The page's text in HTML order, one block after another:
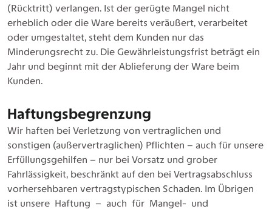
(Rücktritt) verlangen. Ist der gerügte Mangel nicht
erheblich oder die Ware bereits veräußert, verarbeitet
oder umgestaltet, steht dem Kunden nur das
Minderungsrecht zu. Die Gewährleistungsfrist beträgt ein
Jahr und beginnt mit der Ablieferung der Ware beim
Kunden.
Haftungsbegrenzung
Wir haften bei Verletzung von vertraglichen und
sonstigen (außervertraglichen) Pflichten – auch für unsere
Erfüllungsgehilfen – nur bei Vorsatz und grober
Fahrlässigkeit, beschränkt auf den bei Vertragsabschluss
vorhersehbaren vertragstypischen Schaden. Im Übrigen
ist unsere Haftung – auch für Mangel- und